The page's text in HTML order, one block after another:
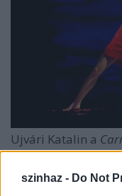
szinhaz - Do Not
Ujvári Katalin a
Ez év januárjától
Nemzeti Színház